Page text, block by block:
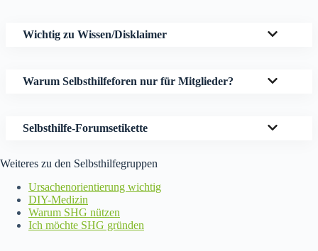
Wichtig zu Wissen/Disklaimer
Warum Selbsthilfeforen nur für Mitglieder?
Selbsthilfe-Forumsetikette
Weiteres zu den Selbsthilfegruppen
Ursachenorientierung wichtig
DIY-Medizin
Warum SHG nützen
Ich möchte SHG gründen